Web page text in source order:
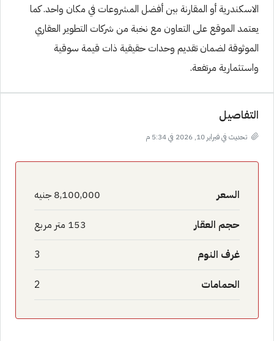
الاسكندرية أو المقارنة بين أفضل المشروعات في مكان واحد. كما
يعتمد الموقع على التعاون مع نخبة من شركات التطوير العقاري
الموثوقة لضمان تقديم وحدات حقيقية ذات قيمة سوقية
واستثمارية مرتفعة.
التفاصيل
تحديث في فبراير 10, 2026 في 5:34 م
السعر 8,100,000 جنيه
حجم العقار 153 متر مربع
غرف النوم 3
الحمامات 2